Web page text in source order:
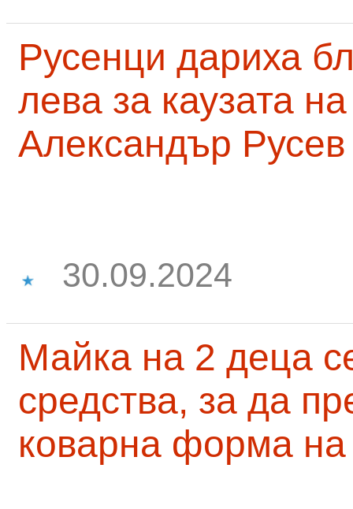
Русенци дариха
лева за каузата
Александър Русев
30.09.2024
Майка на 2 деца
средства, за да
коварна форма на